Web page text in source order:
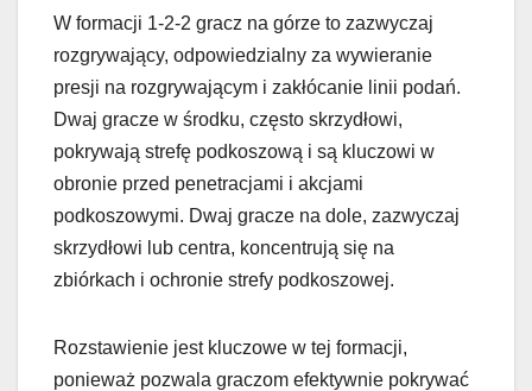
W formacji 1-2-2 gracz na górze to zazwyczaj
rozgrywający, odpowiedzialny za wywieranie
presji na rozgrywającym i zakłócanie linii podań.
Dwaj gracze w środku, często skrzydłowi,
pokrywają strefę podkoszową i są kluczowi w
obronie przed penetracjami i akcjami
podkoszowymi. Dwaj gracze na dole, zazwyczaj
skrzydłowi lub centra, koncentrują się na
zbiórkach i ochronie strefy podkoszowej.
Rozstawienie jest kluczowe w tej formacji,
ponieważ pozwala graczom efektywnie pokrywać